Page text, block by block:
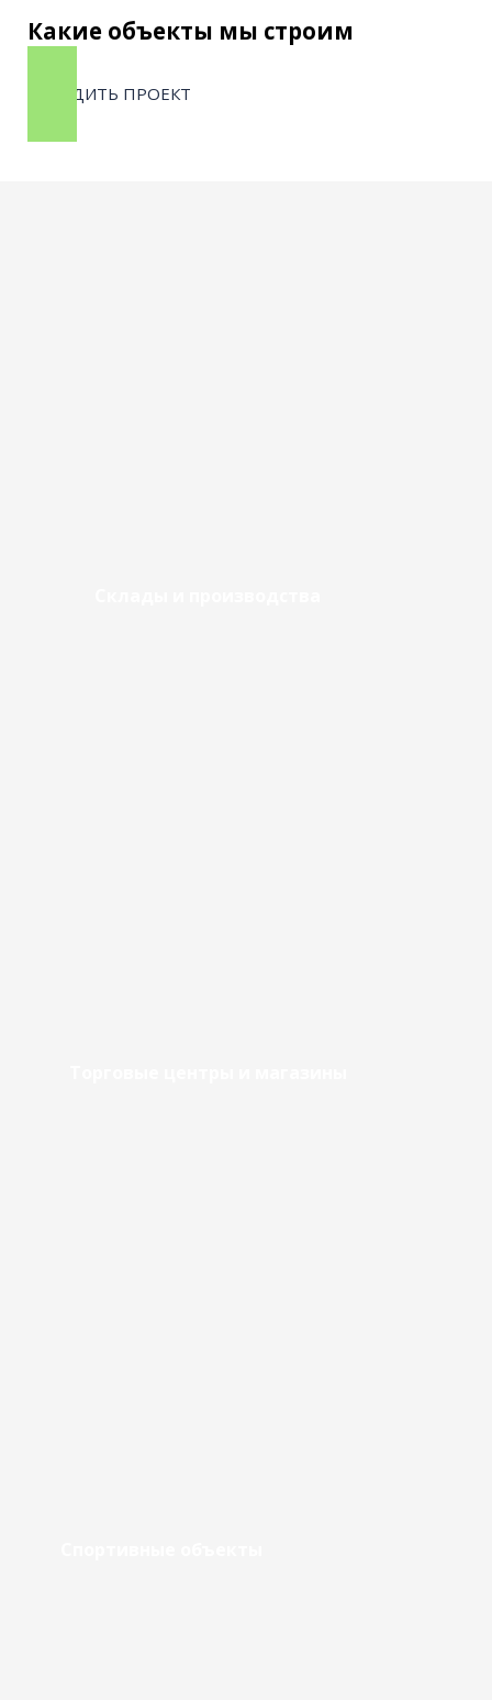
Какие объекты мы строим
ОБСУДИТЬ ПРОЕКТ